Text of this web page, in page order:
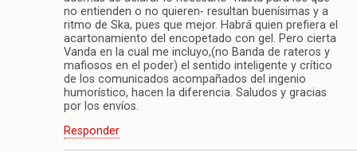
no entienden o no quieren- resultan buenísimas y a
ritmo de Ska, pues que mejor. Habrá quien prefiera el
acartonamiento del encopetado con gel. Pero cierta
Vanda en la cual me incluyo,(no Banda de rateros y
mafiosos en el poder) el sentido inteligente y crítico
de los comunicados acompañados del ingenio
humorístico, hacen la diferencia. Saludos y gracias
por los envíos.
Responder